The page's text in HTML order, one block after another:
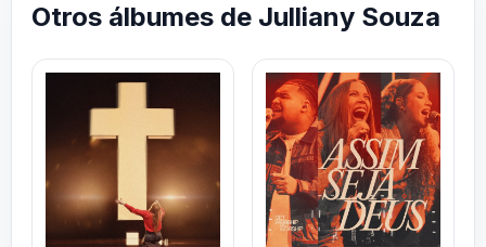
Otros álbumes de Julliany Souza